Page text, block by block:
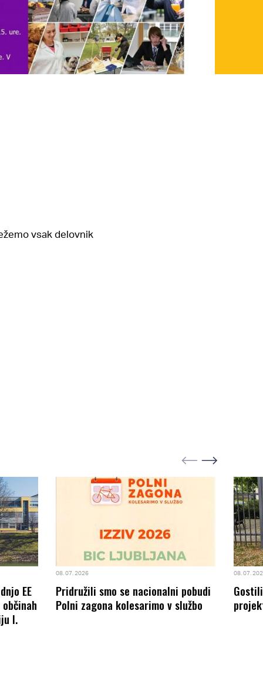
vsak delovnik
EE
I.
08. 07. 2026
Pridružili smo se nacionalni pobudi
Polni zagona kolesarimo v službo
08. 07.